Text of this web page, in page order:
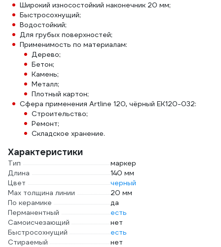
Широкий износостойкий наконечник 20 мм;
Быстросохнущий;
Водостойкий;
Для грубых поверхностей;
Применимость по материалам:
Дерево;
Бетон;
Камень;
Металл;
Плотный картон;
Сфера применения Artline 120, чёрный EK120-032:
Строительство;
Ремонт;
Складское хранение.
Характеристики
Тип
маркер
Длина
140 мм
Цвет
черный
Мах толщина линии
20 мм
По керамике
да
Перманентный
есть
Самоисчезающий
нет
Быстросохнущий
есть
Стираемый
нет